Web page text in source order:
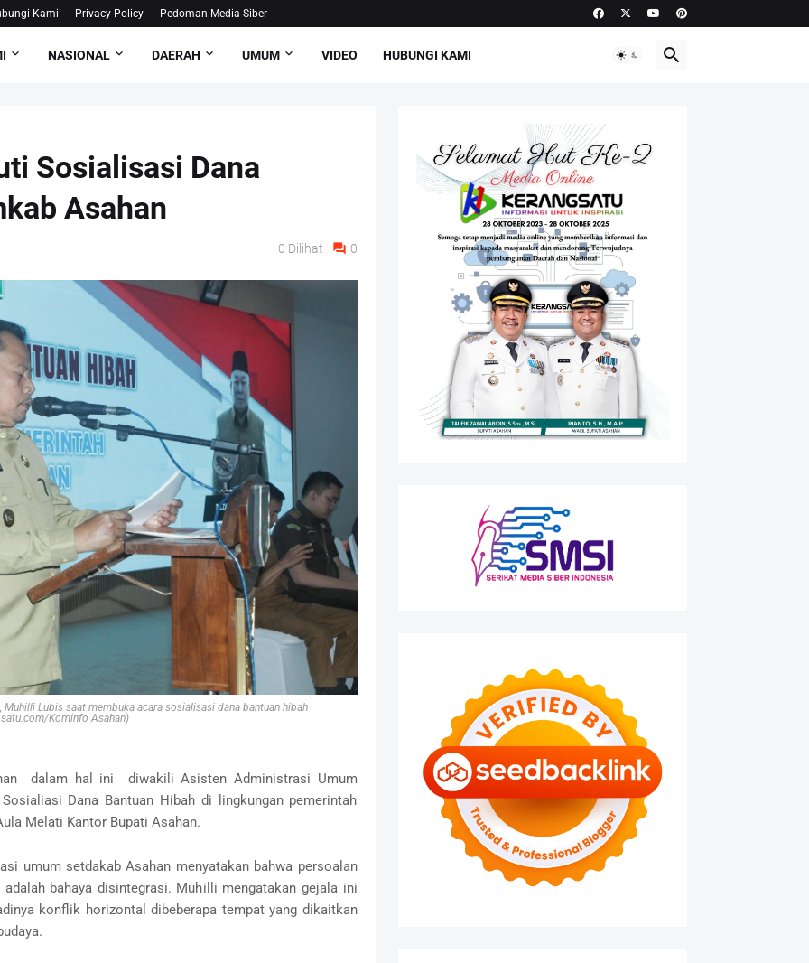
Kami Privacy Policy Pedoman Media Siber
NASIONAL DAERAH UMUM VIDEO HUBUNGI KAMI
Sosialisasi Dana
Asahan
0 Dilihat 0
Lubis saat membuka acara sosialisasi dana bantuan hibah
Kominfo Asahan)
dalam hal ini diwakili Asisten Administrasi Umum
Dana Bantuan Hibah di lingkungan pemerintah
Melati Kantor Bupati Asahan.
umum setdakab Asahan menyatakan bahwa persoalan
bahaya disintegrasi. Muhilli mengatakan gejala ini
konflik horizontal dibeberapa tempat yang dikaitkan